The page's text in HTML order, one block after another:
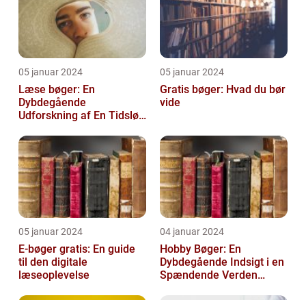
05 januar 2024
Læse bøger: En
Dybdegående
Udforskning af En Tidsløs
05 januar 2024
Gratis bøger: Hvad du bør
vide
05 januar 2024
E-bøger gratis: En guide
til den digitale
læseoplevelse
04 januar 2024
Hobby Bøger: En
Dybdegående Indsigt i en
Spændende Verden